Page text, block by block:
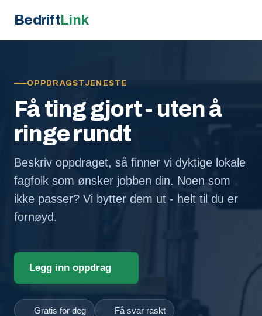
BedriftLink
OPPDRAGSTJENESTE
Få ting gjort - uten å
ringe rundt
Beskriv oppdraget, så finner vi dyktige lokale
fagfolk som ønsker jobben din. Noen som
ikke passer? Vi bytter dem ut - helt til du er
fornøyd.
Legg inn oppdrag
Gratis for deg Få svar raskt